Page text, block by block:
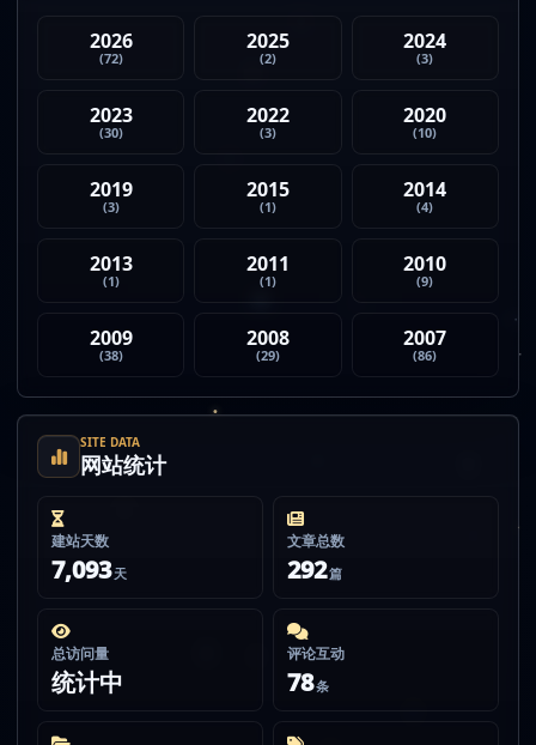
2026
(72)
2025
(2)
2024
(3)
2023
(30)
2022
(3)
2020
(10)
2019
(3)
2015
(1)
2014
(4)
2013
(1)
2011
(1)
2010
(9)
2009
(38)
2008
(29)
2007
(86)
SITE DATA
网站统计
建站天数
7,093 天
文章总数
292篇
总访问量
统计中
评论互动
78条